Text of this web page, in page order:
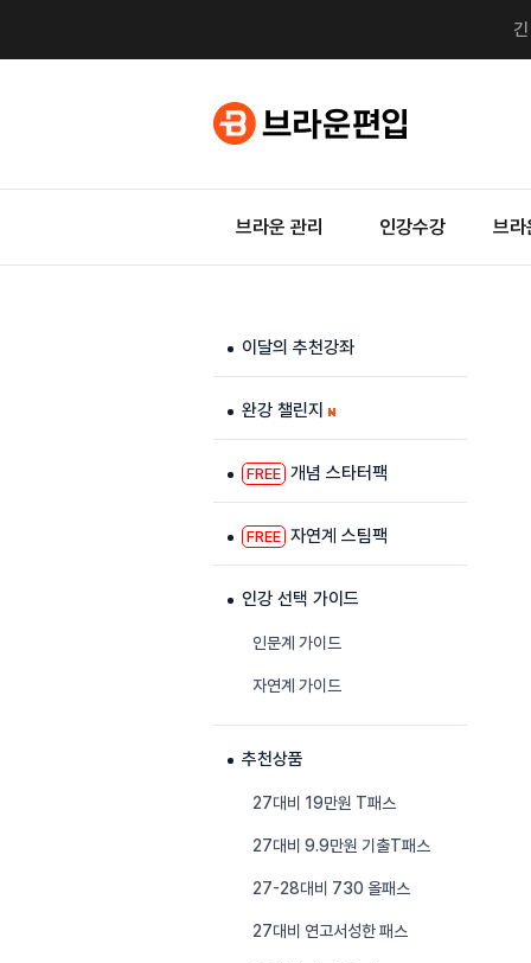
브라운 관리 인강수강 브라
이달의 추천강좌
완강 챌린지
FREE 개념 스타터팩
FREE 자연계 스팀팩
인강 선택 가이드
인문계 가이드
자연계 가이드
추천상품
27대비 19만원 T패스
27대비 9.9만원 기출T패스
27-28대비 730 올패스
27대비 연고서성한 패스